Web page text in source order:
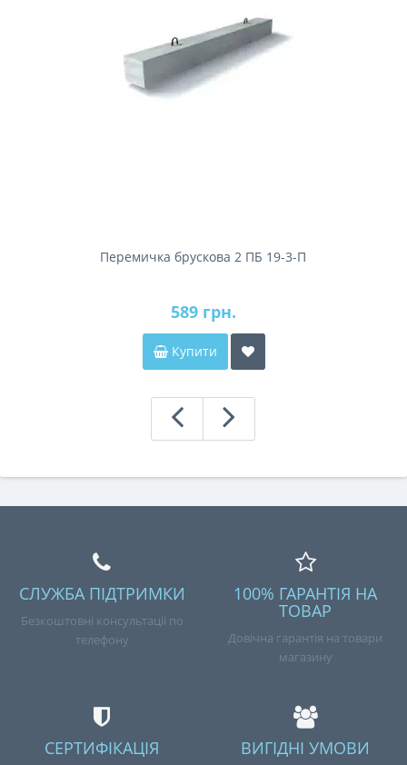
Перемичка брускова 2 ПБ 19-3-П
589 грн.
Купити
СЛУЖБА ПІДТРИМКИ
Безкоштовні консультації по
телефону
100% ГАРАНТІЯ НА
ТОВАР
Довічна гарантія на товари
магазину
СЕРТИФІКАЦІЯ ВИГІДНІ УМОВИ